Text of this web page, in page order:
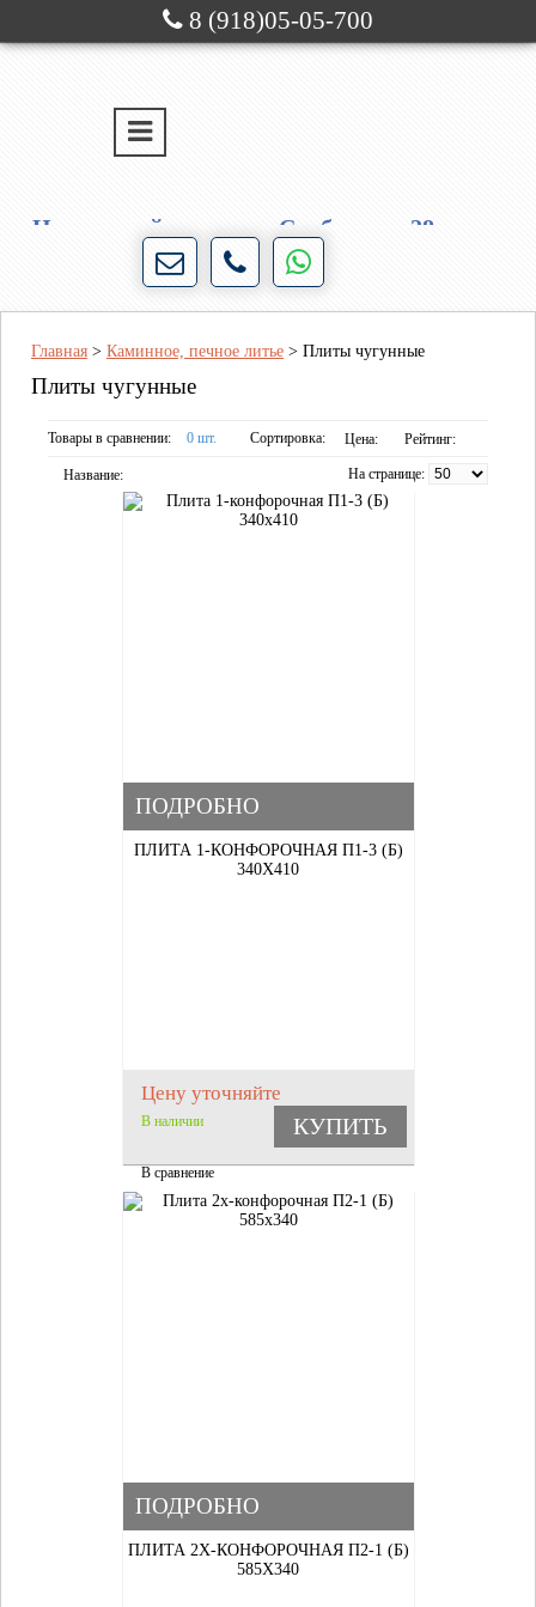
8 (918)05-05-700
г. Новороссийск ул. Свободы, д. 28
Порядочность и честность для нас не пустые
Главная > Каминное, печное литье > Плиты чугунные
Плиты чугунные
Товары в сравнении: 0 шт. Сортировка: Цена: Рейтинг:
Название: На странице:
ПОДРОБНО
ПЛИТА 1-КОНФОРОЧНАЯ П1-3 (Б)
340Х410
Цену уточняйте
В наличии КУПИТЬ
В сравнение
ПОДРОБНО
ПЛИТА 2Х-КОНФОРОЧНАЯ П2-1 (Б)
585Х340